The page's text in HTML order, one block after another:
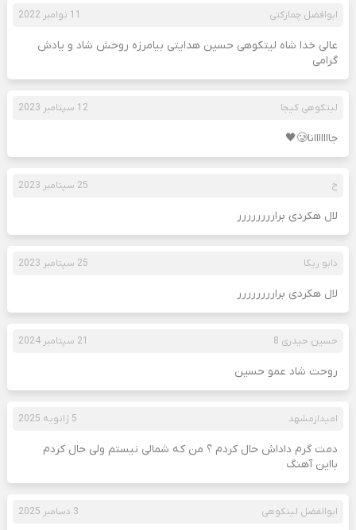
ابوافضل چمازکتی 11 نوامبر 2022
عالی خدا شاه لیتکوهی حسین هدایتی بیامرزه روحش شاد و یادش
گرامی
لیتکوهی کیجا 12 سپتامبر 2023
جااااااانا🥲🖤
ح 25 سپتامبر 2023
لال هکردی برارررررررر
دابو ریکا 25 سپتامبر 2023
لال هکردی برارررررررر
حسین حیدری 8 21 سپتامبر 2024
روحت شاد عمو حسین
امیدازمشهد 5 ژانویه 2025
دمت گرم داداش حال کردم ؟ من که شمالی نیستم ولی حال کردم
بااین آهنگ
ابوالفضل لیتکوهی 3 دسامبر 2025